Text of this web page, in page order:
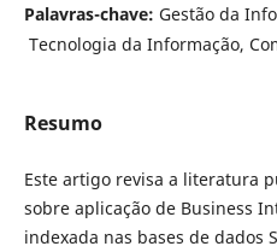
Palavras-chave: Gestão da
Tecnologia da Informação,
Resumo
Este artigo revisa a literatura
sobre aplicação de Business
indexada nas bases de dados